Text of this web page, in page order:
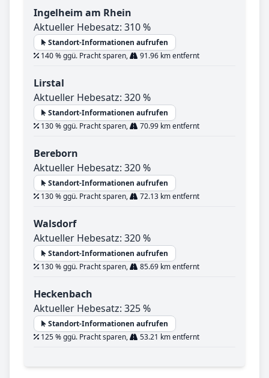
Ingelheim am Rhein
Aktueller Hebesatz: 310 %
Standort-Informationen aufrufen
140 % ggü. Pracht sparen,
91.96 km entfernt
Lirstal
Aktueller Hebesatz: 320 %
Standort-Informationen aufrufen
130 % ggü. Pracht sparen,
70.99 km entfernt
Bereborn
Aktueller Hebesatz: 320 %
Standort-Informationen aufrufen
130 % ggü. Pracht sparen,
72.13 km entfernt
Walsdorf
Aktueller Hebesatz: 320 %
Standort-Informationen aufrufen
130 % ggü. Pracht sparen,
85.69 km entfernt
Heckenbach
Aktueller Hebesatz: 325 %
Standort-Informationen aufrufen
125 % ggü. Pracht sparen,
53.21 km entfernt